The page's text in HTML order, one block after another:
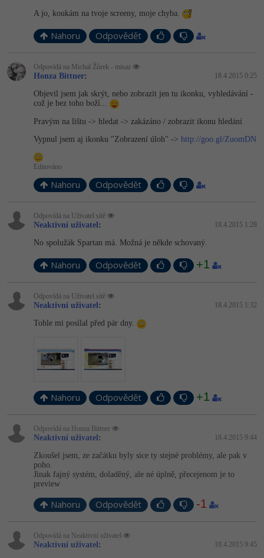
A jo, koukám na tvoje screeny, moje chyba.
Nahoru Odpovědět
Odpovídá na Michal Žůrek - misaz
Honza Bittner: 18.4.2015 0:25
Objevil jsem jak skrýt, nebo zobrazit jen tu ikonku, vyhledávání -
což je bez toho boží...
Pravým na lištu -> hledat -> zakázáno / zobrazit ikonu hledání
Vypnul jsem aj ikonku "Zobrazení úloh" -> http://goo.gl/ZuomDN
Editováno
Nahoru Odpovědět
Odpovídá na Uživatel sítě
Neaktivní uživatel: 18.4.2015 1:28
No spolužák Spartan má. Možná je někde schovaný.
Nahoru Odpovědět +1
Odpovídá na Uživatel sítě
Neaktivní uživatel: 18.4.2015 1:32
Tohle mi posílal před pár dny.
Nahoru Odpovědět +1
Odpovídá na Honza Bittner
Neaktivní uživatel: 18.4.2015 9:44
Zkoušel jsem, ze začátku byly sice ty stejné problémy, ale pak v
poho.
Jinak fajný systém, doladěný, ale né úplně, přecejenom je to
preview
Nahoru Odpovědět -1
Odpovídá na Neaktivní uživatel
Neaktivní uživatel: 18.4.2015 9:45